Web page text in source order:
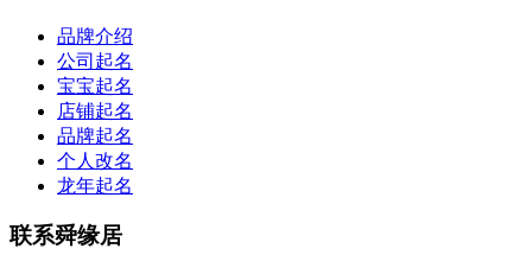
品牌介绍
公司起名
宝宝起名
店铺起名
品牌起名
个人改名
龙年起名
联系舜缘居